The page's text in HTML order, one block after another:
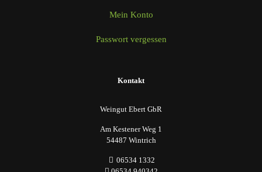
Mein Konto
Passwort vergessen
Kontakt
Weingut Ebert GbR
Am Kestener Weg 1
54487 Wintrich
06534 1332